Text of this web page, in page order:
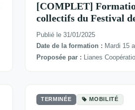
[COMPLET]
collectifs du Festival
Publié le 31/01/2025
Date de la formation : Mardi 15
Proposée par : Lianes
TERMINÉE MOBILITÉ